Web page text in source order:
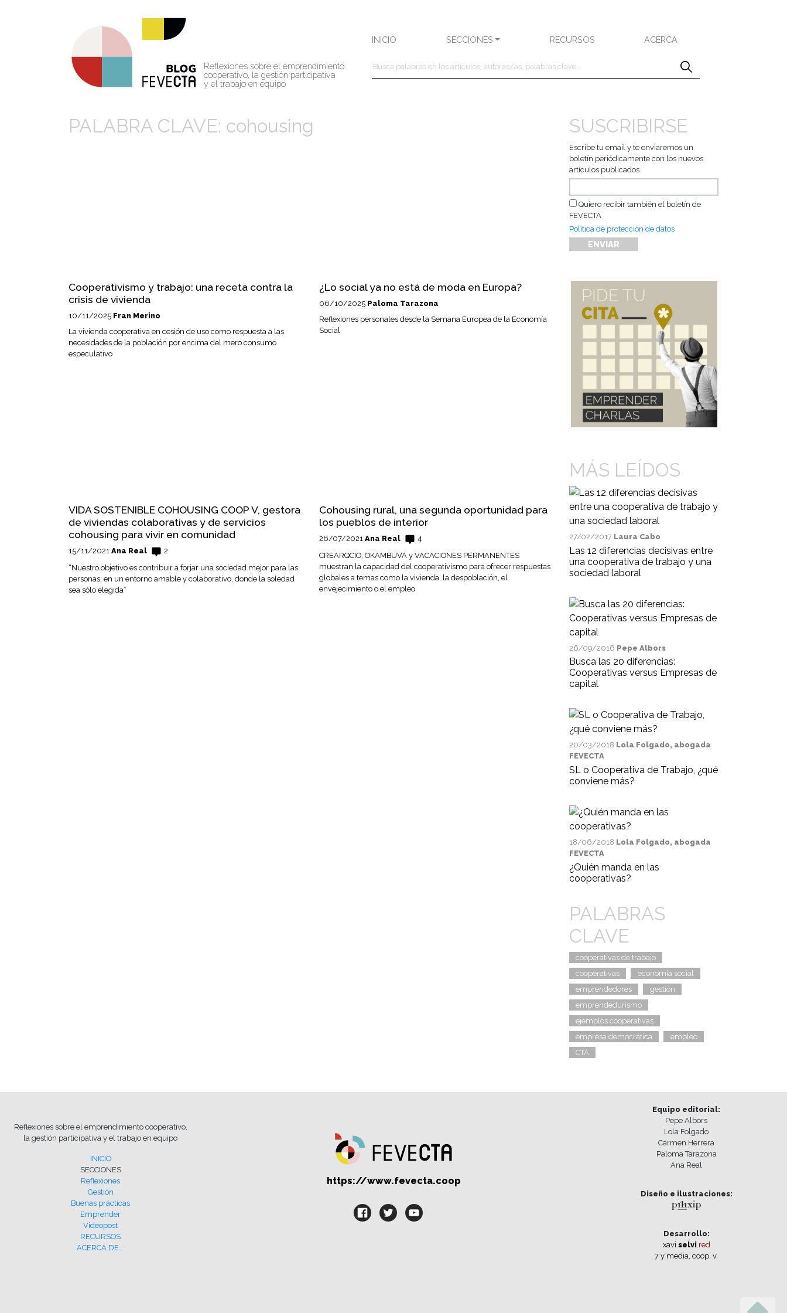
Reflexiones sobre el emprendimiento
cooperativo, la gestión participativa
y el trabajo en equipo
INICIO SECCIONES RECURSOS ACERCA
PALABRA CLAVE: cohousing
Cooperativismo y trabajo: una receta contra la
crisis de vivienda
10/11/2025 Fran Merino
La vivienda cooperativa en cesión de uso como respuesta a las
necesidades de la población por encima del mero consumo
especulativo
¿Lo social ya no está de moda en Europa?
06/10/2025 Paloma Tarazona
Reflexiones personales desde la Semana Europea de la Economía
Social
VIDA SOSTENIBLE COHOUSING COOP V, gestora
de viviendas colaborativas y de servicios
cohousing para vivir en comunidad
15/11/2021 Ana Real
2
“Nuestro objetivo es contribuir a forjar una sociedad mejor para las
personas, en un entorno amable y colaborativo, donde la soledad
sea sólo elegida”
Cohousing rural, una segunda oportunidad para
los pueblos de interior
26/07/2021 Ana Real
4
CREARQCIO, OKAMBUVA y VACACIONES PERMANENTES
muestran la capacidad del cooperativismo para ofrecer respuestas
globales a temas como la vivienda, la despoblación, el
envejecimiento o el empleo
SUSCRIBIRSE
Escribe tu email y te enviaremos un
boletín periódicamente con los nuevos
artículos publicados
Quiero recibir también el boletín de
FEVECTA
Política de protección de datos
MÁS LEÍDOS
27/02/2017 Laura Cabo
Las 12 diferencias decisivas entre
una cooperativa de trabajo y una
sociedad laboral
26/09/2016 Pepe Albors
Busca las 20 diferencias:
Cooperativas versus Empresas de
capital
20/03/2018 Lola Folgado, abogada
FEVECTA
SL o Cooperativa de Trabajo, ¿qué
conviene más?
18/06/2018 Lola Folgado, abogada
FEVECTA
¿Quién manda en las
cooperativas?
PALABRAS
CLAVE
cooperativas de trabajo
cooperativas
economía social
emprendedores
gestión
emprendedurismo
ejemplos cooperativas
empresa democrática
empleo
CTA
Reflexiones sobre el emprendimiento cooperativo,
la gestión participativa y el trabajo en equipo
INICIO
SECCIONES
Reflexiones
Gestión
Buenas prácticas
Emprender
Videopost
RECURSOS
ACERCA DE...
https://www.fevecta.coop
Equipo editorial:
Pepe Albors
Lola Folgado
Carmen Herrera
Paloma Tarazona
Ana Real
Diseño e ilustraciones:
Desarrollo:
xavi. selvi red
7 y media, coop. v.